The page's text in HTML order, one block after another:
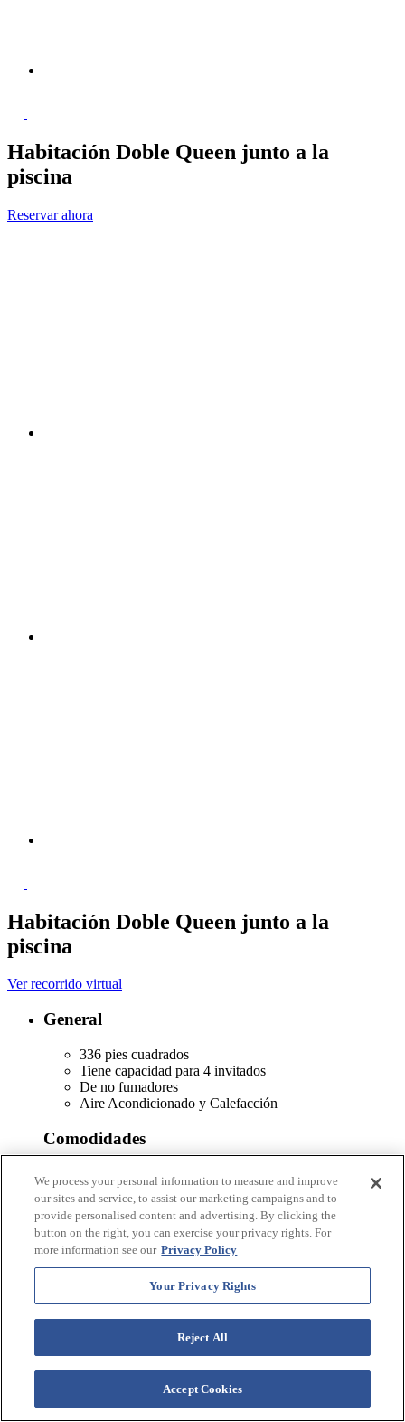
Habitación Doble Queen junto a la
piscina
Reservar ahora
Habitación Doble Queen junto a la
piscina
Ver recorrido virtual
General
336 pies cuadrados
Tiene capacidad para 4 invitados
De no fumadores
Aire Acondicionado y Calefacción
Comodidades
Televisión por cable con canales premium
Lecho
2 Cama matrimonials
Cocina pequeña
Más información
La habitación Double Queen junto a la piscina en Wild Bear Inn
We process your personal information to measure and improve
our sites and service, to assist our marketing campaigns and to
provide personalised content and advertising. By clicking the
button on the right, you can exercise your privacy rights. For
more information see our Privacy Policy
Your Privacy Rights
Reject All
Accept Cookies